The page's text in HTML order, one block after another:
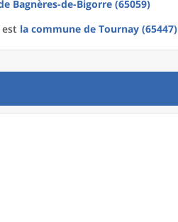
Bagnères-de-Bigorre (65059)
la commune de Tournay (65447)